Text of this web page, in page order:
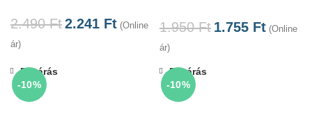
2.490Ft2.241 Ft (Online
ár)
1.950Ft 1.755 Ft (Online
ár)
-10%
Bezárás
-10%
Bezárás